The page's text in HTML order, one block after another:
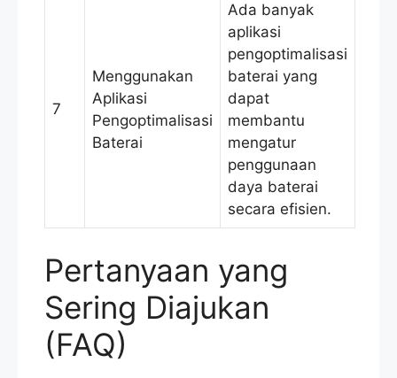
7
Menggunakan
Aplikasi
Pengoptimalisasi
Baterai
Ada banyak
aplikasi
pengoptimalisasi
baterai yang
dapat
membantu
mengatur
penggunaan
daya baterai
secara efisien.
Pertanyaan yang
Sering Diajukan
(FAQ)